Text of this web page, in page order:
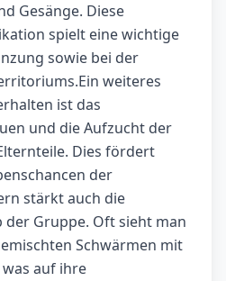
Gesänge. Diese
spielt eine wichtige
sowie bei der
weiteres
ist das
und die Aufzucht der
Dies fördert
der
stärkt auch die
Gruppe. Oft sieht man
Schwärmen mit
auf ihre